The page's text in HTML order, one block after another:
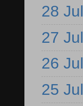
28 Jul
27 Jul
26 Jul
25 Jul